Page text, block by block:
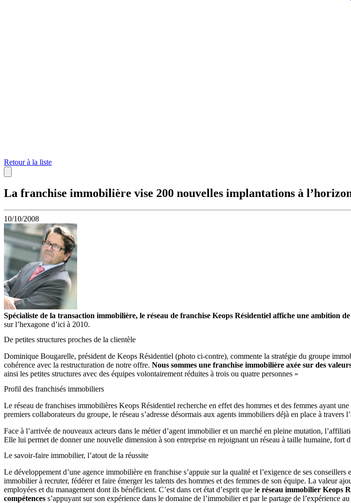
Retour à la liste
La franchise immobilière vise 200 nouvelles implantations à
10/10/2008
Spécialiste de la transaction immobilière, le réseau de franchise Keops Résidentiel affiche une ambition
sur l’hexagone d’ici à 2010.
De petites structures proches de la clientèle
Dominique Bougarelle, président de Keops Résidentiel (photo ci-contre), commente la stratégie du groupe
cohérence avec la restructuration de notre offre. Nous sommes une franchise immobilière axée sur des
ainsi les petites structures avec des équipes volontairement réduites à trois ou quatre personnes »
Profil des franchisés immobiliers
Le réseau de franchises immobilières Keops Résidentiel recherche en effet des hommes et des femmes ayant
premiers collaborateurs du groupe, le réseau s’adresse désormais aux agents immobiliers déjà en place à travers
Face à l’arrivée de nouveaux acteurs dans le métier d’agent immobilier et un marché en pleine mutation,
Elle lui permet de donner une nouvelle dimension à son entreprise en rejoignant un réseau à taille humaine,
Le savoir-faire immobilier, l’atout de la réussite
Le développement d’une agence immobilière en franchise s’appuie sur la qualité et l’exigence de ses
immobilier à recruter, fédérer et faire émerger les talents des hommes et des femmes de son équipe. La valeur
employées et du management dont ils bénéficient. C’est dans cet état d’esprit que le réseau immobilier Keops
compétences s’appuyant sur son expérience dans le domaine de l’immobilier et par le partage de l’expérience au